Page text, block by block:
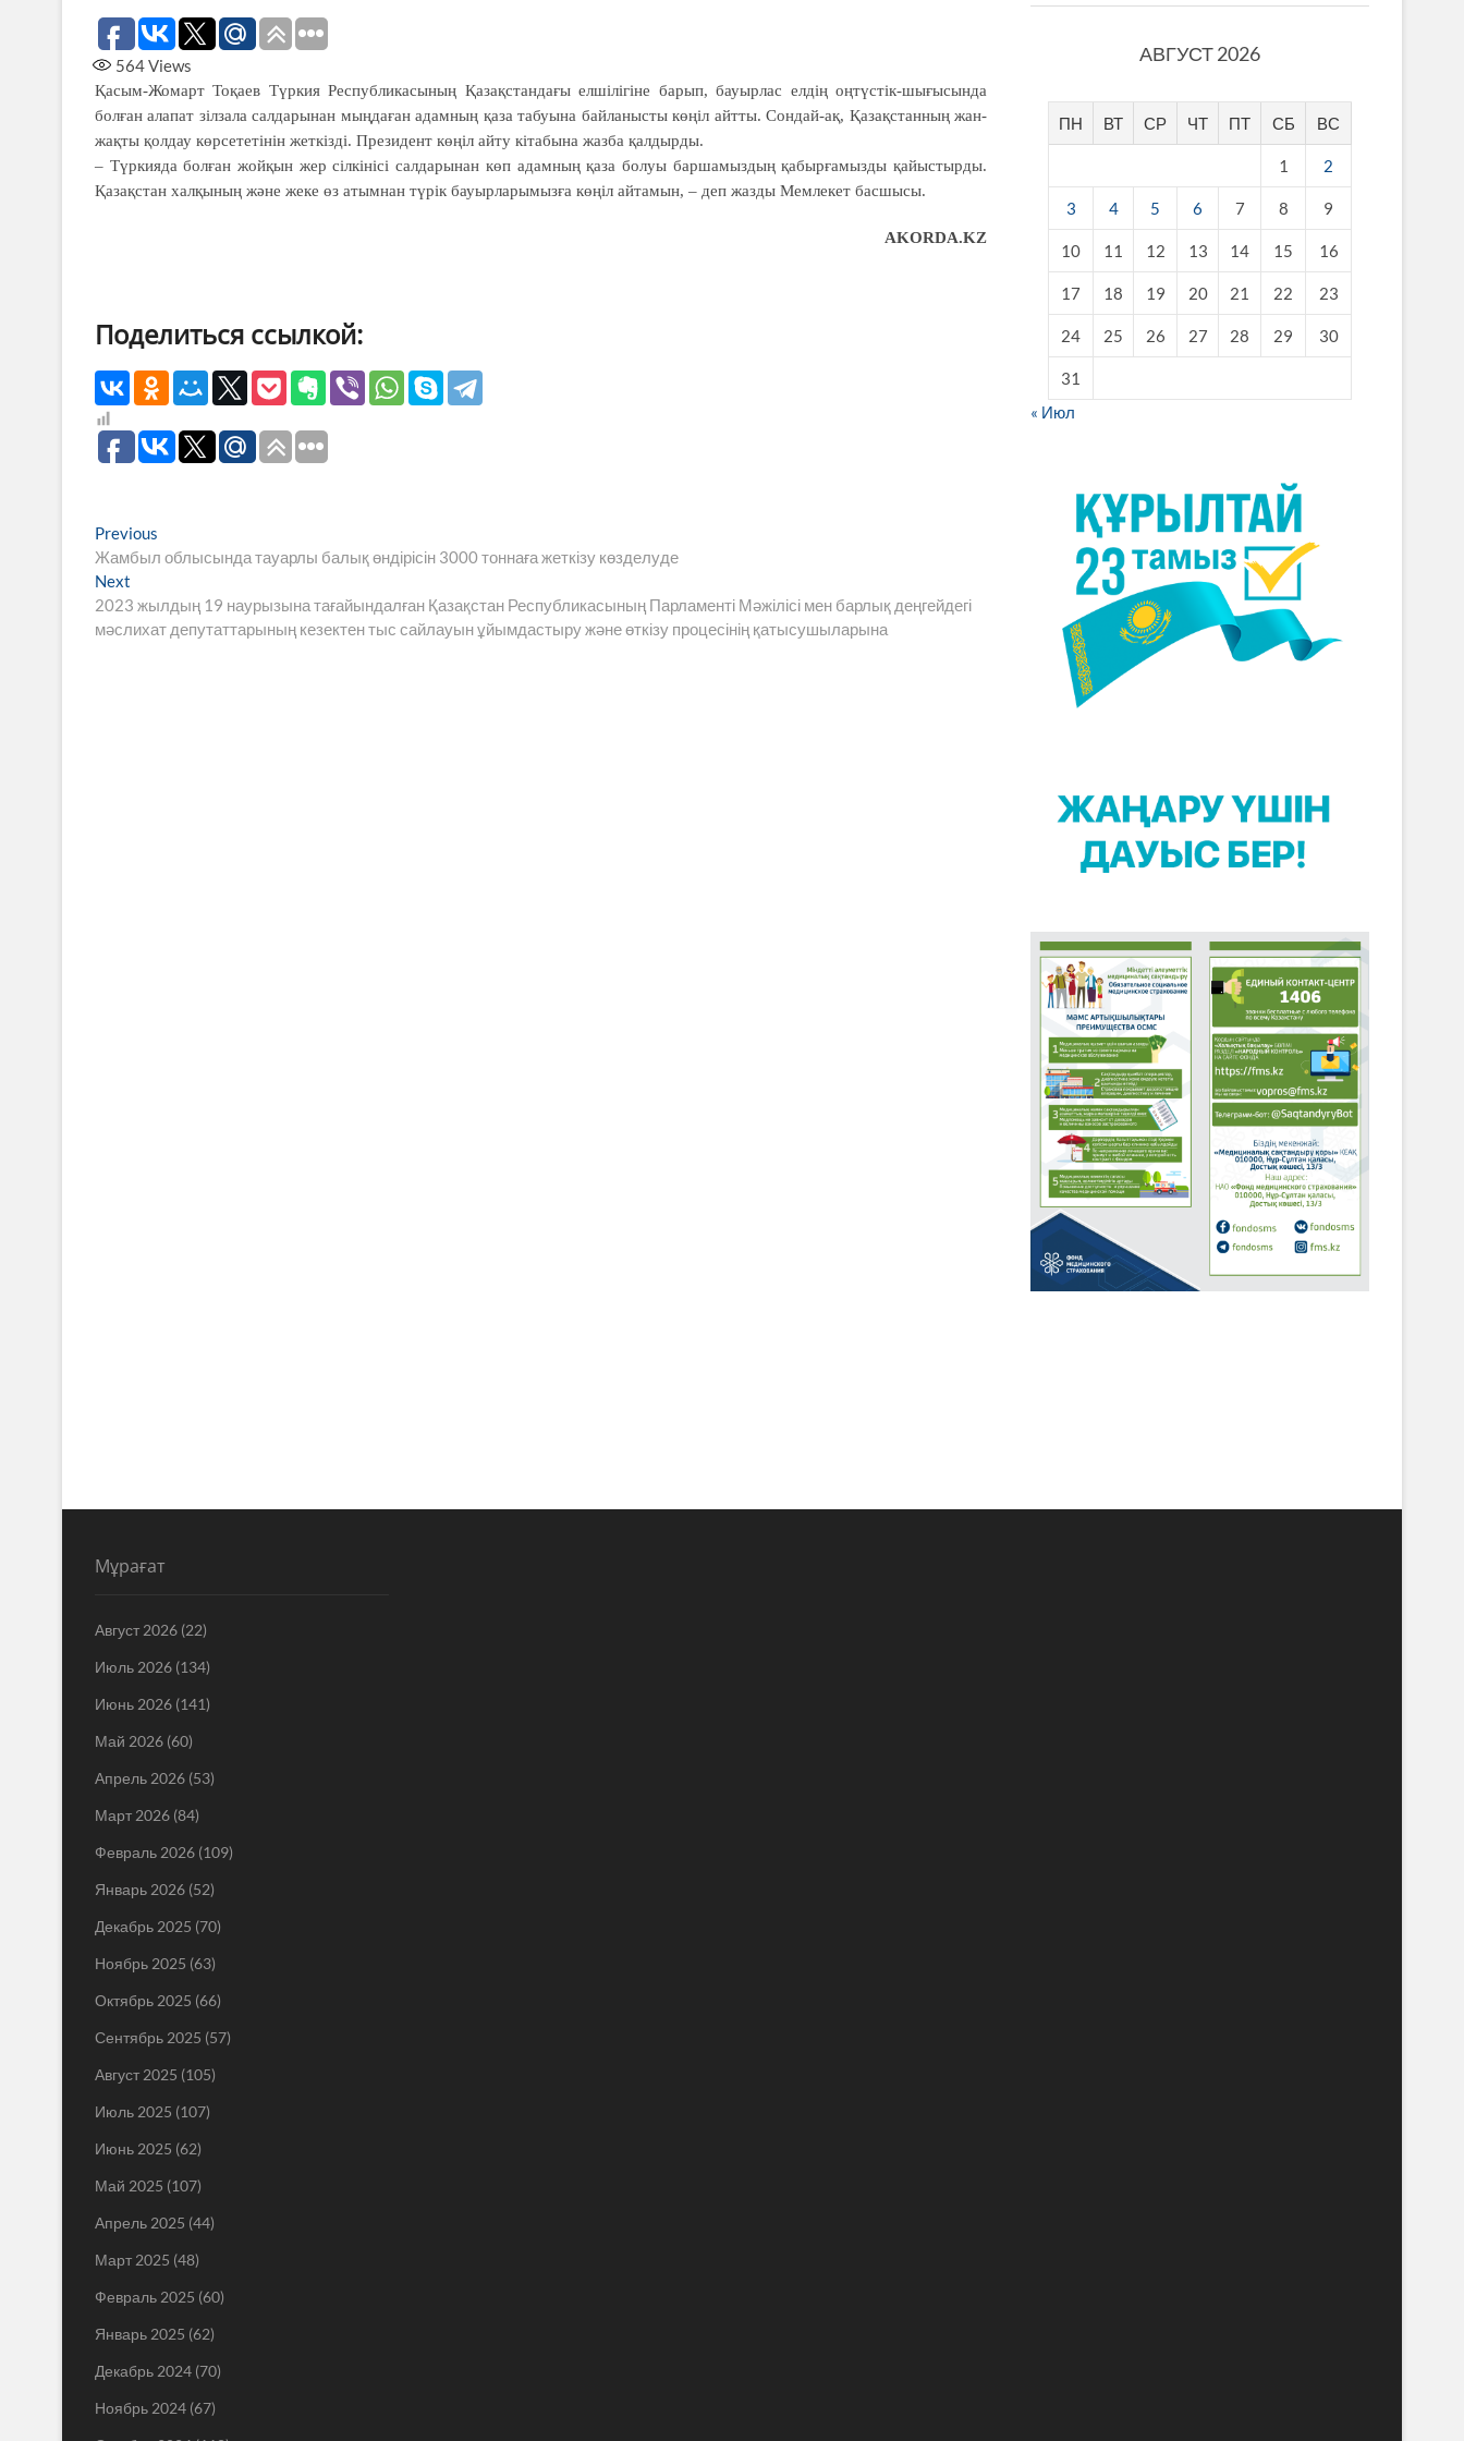
564Views
Қасым-Жомарт Тоқаев Түркия Республикасының Қазақстандағы елшілігіне барып, бауырлас елдің оңтүстік-шығысында
болған алапат зілзала салдарынан мыңдаған адамның қаза табуына байланысты көңіл айтты. Сондай-ақ, Қазақстанның жан-
жақты қолдау көрсететінін жеткізді. Президент көңіл айту кітабына жазба қалдырды.
– Түркияда болған жойқын жер сілкінісі салдарынан көп адамның қаза болуы баршамыздың қабырғамызды қайыстырды.
Қазақстан халқының және жеке өз атымнан түрік бауырларымызға көңіл айтамын, – деп жазды Мемлекет басшысы.
AKORDA.KZ
Поделиться ссылкой:
Навигация
по
записям
Previous
post:
Жамбыл облысында тауарлы балық өндірісін 3000 тоннаға жеткізу көзделуде
Next
post:
2023 жылдың 19 наурызына тағайындалған Қазақстан Республикасының Парламенті Мәжілісі мен барлық деңгейдегі
мәслихат депутаттарының кезектен тыс сайлауын ұйымдастыру және өткізу процесінің қатысушыларына
АВГУСТ 2026
ПН ВТ СР ЧТ ПТ СБ ВС
1 2
3 4 5 6 7 8 9
10 11 12 13 14 15 16
17 18 19 20 21 22 23
24 25 26 27 28 29 30
31
« Июл
Мұрағат
Август 2026 (22)
Июль 2026 (134)
Июнь 2026 (141)
Май 2026 (60)
Апрель 2026 (53)
Март 2026 (84)
Февраль 2026 (109)
Январь 2026 (52)
Декабрь 2025 (70)
Ноябрь 2025 (63)
Октябрь 2025 (66)
Сентябрь 2025 (57)
Август 2025 (105)
Июль 2025 (107)
Июнь 2025 (62)
Май 2025 (107)
Апрель 2025 (44)
Март 2025 (48)
Февраль 2025 (60)
Январь 2025 (62)
Декабрь 2024 (70)
Ноябрь 2024 (67)